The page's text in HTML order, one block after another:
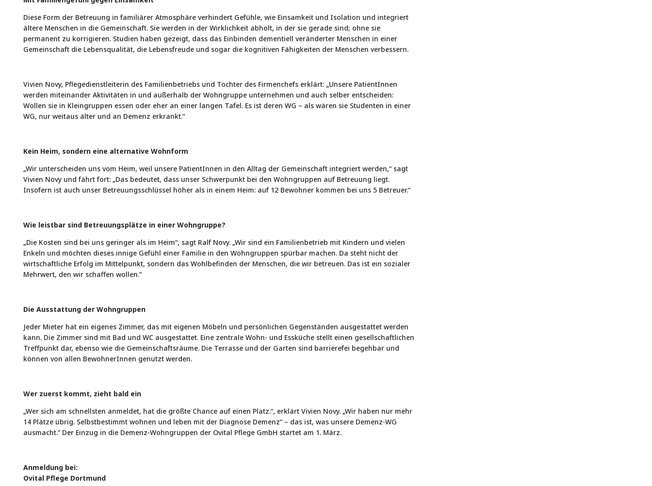
Diese Form der Betreuung in familiärer Atmosphäre verhindert Gefühle, wie Einsamkeit und Isolation und integriert
ältere Menschen in die Gemeinschaft. Sie werden in der Wirklichkeit abholt, in der sie gerade sind; ohne sie
permanent zu korrigieren. Studien haben gezeigt, dass das Einbinden dementiell veränderter Menschen in einer
Gemeinschaft die Lebensqualität, die Lebensfreude und sogar die kognitiven Fähigkeiten der Menschen verbessern.
Vivien Novy, Pflegedienstleiterin des Familienbetriebs und Tochter des Firmenchefs erklärt: „Unsere PatientInnen
werden miteinander Aktivitäten in und außerhalb der Wohngruppe unternehmen und auch selber entscheiden:
Wollen sie in Kleingruppen essen oder eher an einer langen Tafel. Es ist deren WG – als wären sie Studenten in einer
WG, nur weitaus älter und an Demenz erkrankt.“
Kein Heim, sondern eine alternative Wohnform
„Wir unterscheiden uns vom Heim, weil unsere PatientInnen in den Alltag der Gemeinschaft integriert werden,“ sagt
Vivien Novy und fährt fort: „Das bedeutet, dass unser Schwerpunkt bei den Wohngruppen auf Betreuung liegt.
Insofern ist auch unser Betreuungsschlüssel höher als in einem Heim: auf 12 Bewohner kommen bei uns 5 Betreuer.“
Wie leistbar sind Betreuungsplätze in einer Wohngruppe?
„Die Kosten sind bei uns geringer als im Heim“, sagt Ralf Novy. „Wir sind ein Familienbetrieb mit Kindern und vielen
Enkeln und möchten dieses innige Gefühl einer Familie in den Wohngruppen spürbar machen. Da steht nicht der
wirtschaftliche Erfolg im Mittelpunkt, sondern das Wohlbefinden der Menschen, die wir betreuen. Das ist ein sozialer
Mehrwert, den wir schaffen wollen.“
Die Ausstattung der Wohngruppen
Jeder Mieter hat ein eigenes Zimmer, das mit eigenen Möbeln und persönlichen Gegenständen ausgestattet werden
kann. Die Zimmer sind mit Bad und WC ausgestattet. Eine zentrale Wohn- und Essküche stellt einen gesellschaftlichen
Treffpunkt dar, ebenso wie die Gemeinschaftsräume. Die Terrasse und der Garten sind barrierefei begehbar und
können von allen BewohnerInnen genutzt werden.
Wer zuerst kommt, zieht bald ein
„Wer sich am schnellsten anmeldet, hat die größte Chance auf einen Platz.“, erklärt Vivien Novy. „Wir haben nur mehr
14 Plätze übrig. Selbstbestimmt wohnen und leben mit der Diagnose Demenz“ – das ist, was unsere Demenz-WG
ausmacht.“ Der Einzug in die Demenz-Wohngruppen der Ovital Pflege GmbH startet am 1. März.
Anmeldung bei:
Ovital Pflege Dortmund